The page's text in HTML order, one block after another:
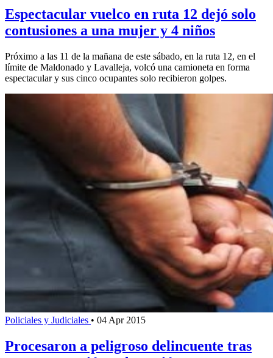
Espectacular vuelco en ruta 12 dejó solo
contusiones a una mujer y 4 niños
Próximo a las 11 de la mañana de este sábado, en la ruta 12, en el
límite de Maldonado y Lavalleja, volcó una camioneta en forma
espectacular y sus cinco ocupantes solo recibieron golpes.
Policiales y Judiciales • 04 Apr 2015
Procesaron a peligroso delincuente tras